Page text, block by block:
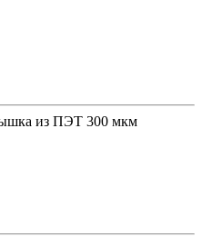
из ПЭТ 300 мкм